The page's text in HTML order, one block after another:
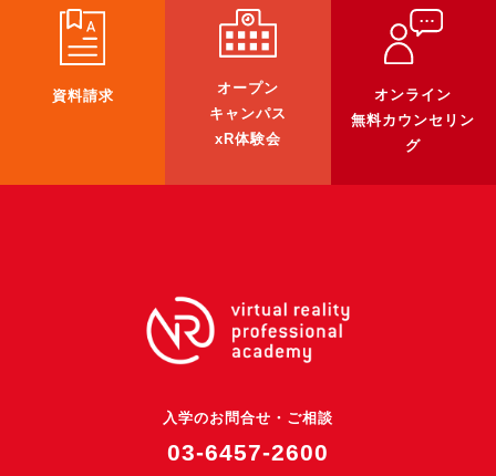
ブログ
アクセスマップ
資料請求
オープン
キャンパス
xR体験会
オンライン
無料カウンセリン
グ
入学のお問合せ・ご相談
03-6457-2600